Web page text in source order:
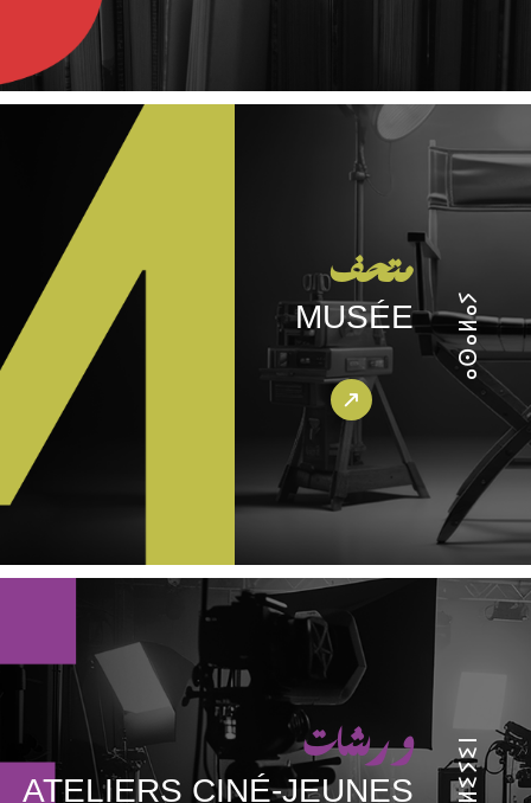
متحف
MUSÉE ⴰⵙⴰⵍⴰⵢ
ورشات
ATELIERS CINÉ-JEUNES